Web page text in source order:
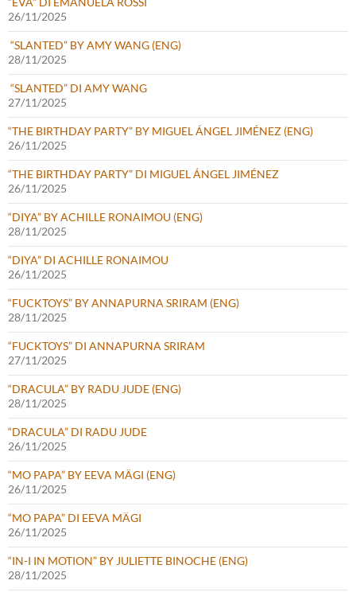
26/11/2025
“SLANTED” BY AMY WANG (ENG)
28/11/2025
“SLANTED” DI AMY WANG
27/11/2025
“THE BIRTHDAY PARTY” BY MIGUEL ÁNGEL JIMÉNEZ (ENG)
26/11/2025
“THE BIRTHDAY PARTY” DI MIGUEL ÁNGEL JIMÉNEZ
26/11/2025
“DIYA” BY ACHILLE RONAIMOU (ENG)
28/11/2025
“DIYA” DI ACHILLE RONAIMOU
26/11/2025
“FUCKTOYS” BY ANNAPURNA SRIRAM (ENG)
28/11/2025
“FUCKTOYS” DI ANNAPURNA SRIRAM
27/11/2025
“DRACULA” BY RADU JUDE (ENG)
28/11/2025
“DRACULA” DI RADU JUDE
26/11/2025
“MO PAPA” BY EEVA MÄGI (ENG)
26/11/2025
“MO PAPA” DI EEVA MÄGI
26/11/2025
“IN-I IN MOTION” BY JULIETTE BINOCHE (ENG)
28/11/2025